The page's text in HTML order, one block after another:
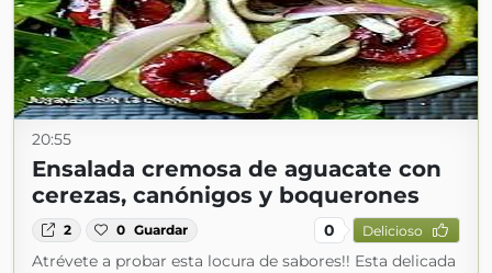
20:55
Ensalada cremosa de aguacate con
cerezas, canónigos y boquerones
2 0 Guardar 0 Delicioso
Atrévete a probar esta locura de sabores!! Esta delicada